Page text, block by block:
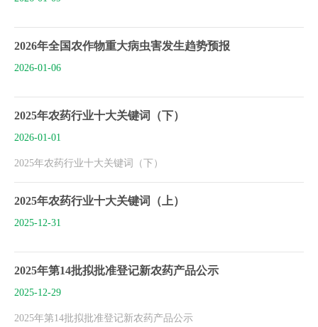
2026年全国农作物重大病虫害发生趋势预报
2026-01-06
2025年农药行业十大关键词（下）
2026-01-01
2025年农药行业十大关键词（下）
2025年农药行业十大关键词（上）
2025-12-31
2025年第14批拟批准登记新农药产品公示
2025-12-29
2025年第14批拟批准登记新农药产品公示